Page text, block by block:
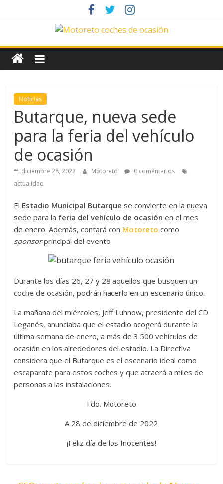
News
Motoreto
Noticias
coches
ocasión
Noticias
Butarque, nueva sede
para la feria del vehículo
de ocasión
diciembre 28, 2022 Motoreto
0 comentarios
actualidad
El Estadio Municipal Butarque se convierte en la nueva
sede para la feria del vehículo de ocasión en el mes
de enero. Además, contará con Motoreto como
sponsorprincipal del evento.
Durante los días 26, 27 y 28 aquellos que busquen un
coche de ocasión, podrán hacerlo en un escenario único.
La mañana del miércoles, Jeff Luhnow, presidente del CD
Leganés, anunciaba que el estadio acogerá durante la
última semana de enero, a más de 3.500 vehículos de
ocasión en los alrededores del estadio. La Directiva
considera que el Butarque es el escenario ideal como
escaparate para estos coches y que atraerá a miles de
personas a las instalaciones.
Fdo. Motoreto
A 28 de diciembre de 2022
¡Feliz día de los Inocentes!